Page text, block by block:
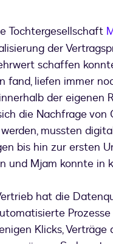
Tochtergesellschaft
der
schaffen
fand, liefen immer
der eigenen
die Nachfrage von
mussten
bis hin zur ersten
und Mjam konnte in
hat die
Klicks, Verträge